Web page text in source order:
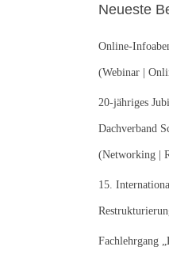
n
a
c
:
Neueste
Online-
(Webinar |
20-jähriges
Dachverband
(Networking |
15.
Fachlehrgang